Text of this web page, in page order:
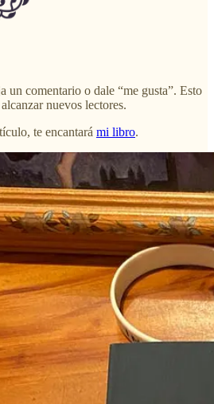
un comentario o dale “me gusta”. Esto
nuevos lectores.
te encantará mi libro.